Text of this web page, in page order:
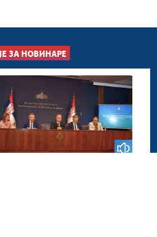
ЗА НОВИНАРЕ